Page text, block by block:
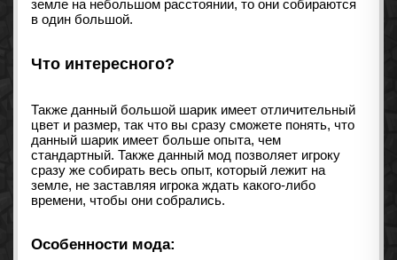
земле на небольшом расстоянии, то они собираются
в один большой.
Что интересного?
Также данный большой шарик имеет отличительный
цвет и размер, так что вы сразу сможете понять, что
данный шарик имеет больше опыта, чем
стандартный. Также данный мод позволяет игроку
сразу же собирать весь опыт, который лежит на
земле, не заставляя игрока ждать какого-либо
времени, чтобы они собрались.
Особенности мода: